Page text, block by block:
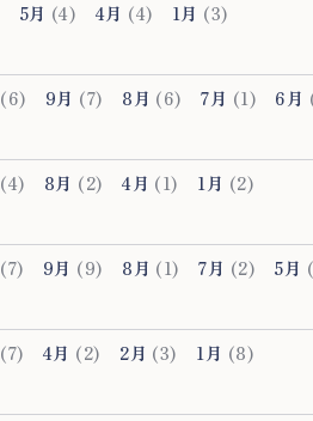
5月 (4) 4月 (4) 1月 (3)
(6) 9月 (7) 8月 (6) 7月 (1) 6月
(4) 8月 (2) 4月 (1) 1月 (2)
(7) 9月 (9) 8月 (1) 7月 (2) 5月
(7) 4月 (2) 2月 (3) 1月 (8)